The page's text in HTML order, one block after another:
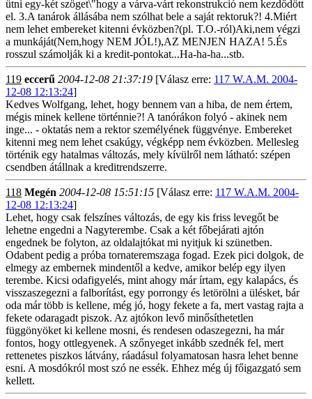
ütni egy-két szöget\"hogy a várva-várt rekonstrukció nem kezdődött
el. 3.A tanárok állásába nem szólhat bele a saját rektoruk?! 4.Miért
nem lehet embereket kitenni évközben?(pl. T.O.-ról)Aki,nem végzi
a munkáját(Nem,hogy NEM JÓL!),AZ MENJEN HAZA! 5.És
rosszul számolják ki a kredit-pontokat...Ha-ha-ha...stb.
119 eccerű 2004-12-08 21:37:19 [Válasz erre: 117 W.A.M. 2004-
12-08 12:13:24]
Kedves Wolfgang, lehet, hogy bennem van a hiba, de nem értem,
mégis minek kellene történnie?! A tanórákon folyó - akinek nem
inge... - oktatás nem a rektor személyének függvénye. Embereket
kitenni meg nem lehet csakúgy, végképp nem évközben. Mellesleg
történik egy hatalmas változás, mely kívülről nem látható: szépen
csendben átállnak a kreditrendszerre.
118 Megén 2004-12-08 15:51:15 [Válasz erre: 117 W.A.M. 2004-
12-08 12:13:24]
Lehet, hogy csak felszínes változás, de egy kis friss levegőt be
lehetne engedni a Nagyterembe. Csak a két főbejárati ajtón
engednek be folyton, az oldalajtókat mi nyitjuk ki szünetben.
Odabent pedig a próba tornateremszaga fogad. Ezek pici dolgok, de
elmegy az embernek mindentől a kedve, amikor belép egy ilyen
terembe. Kicsi odafigyelés, mint ahogy már írtam, egy kalapács, és
visszaszegezni a falborítást, egy porrongy és letörölni a ülésket, bár
oda már több is kellene, még jó, hogy fekete a fa, mert vastag rajta a
fekete odaragadt piszok. Az ajtókon levő minősíthetetlen
függönyöket ki kellene mosni, és rendesen odaszegezni, ha már
fontos, hogy ottlegyenek. A szőnyeget inkább szednék fel, mert
rettenetes piszkos látvány, ráadásul folyamatosan hasra lehet benne
esni. A mosdókról most szó ne essék. Ehhez még új főigazgató sem
kellett.